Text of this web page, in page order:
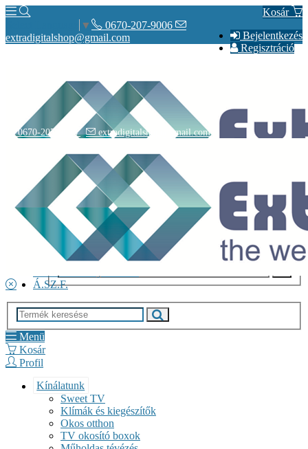
Kosár
Bejelentkezés
Regisztráció
▼
0670-207-9006
extradigitalshop@gmail.com
Rólunk
Elérhetőségeink
Vásárlás
Szállítás
Á.SZ.F.
0670-207-9006 extradigitalshop@gmail.com
Menü
Kosár
Profil
Kínálatunk
Sweet TV
Klímák és kiegészítők
Okos otthon
TV okosító boxok